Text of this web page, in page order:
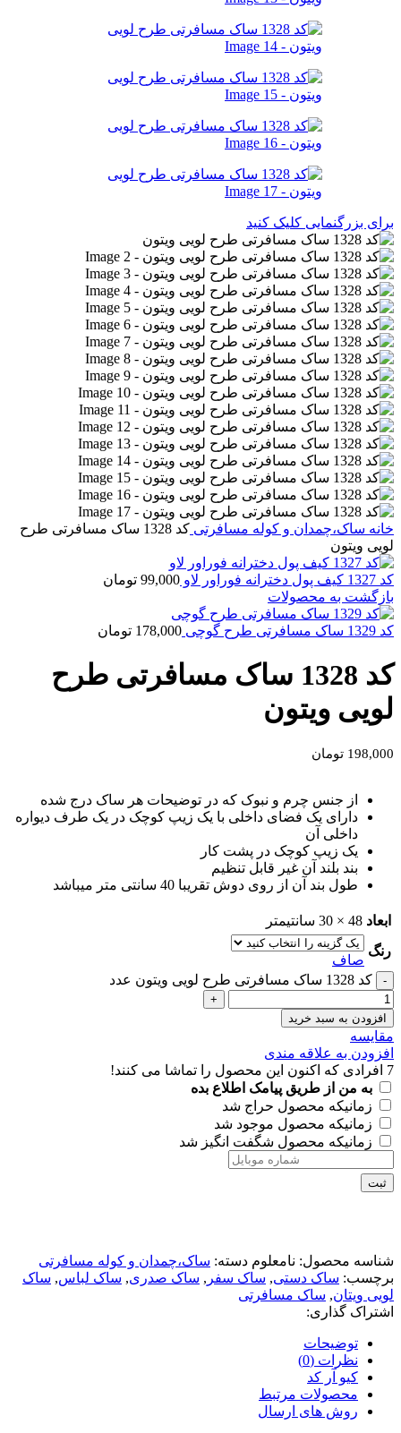
برای بزرگنمایی کلیک کنید
خانه ساک،چمدان و کوله مسافرتی
کد 1328 ساک مسافرتی طرح
لویی ویتون
کد 1327 کیف پول دخترانه فوراور لاو 99,000 تومان
بازگشت به محصولات
کد 1329 ساک مسافرتی طرح گوچی 178,000 تومان
کد 1328 ساک مسافرتی طرح
لویی ویتون
198,000 تومان
از جنس چرم و نبوک که در توضیحات هر ساک درج شده
دارای یک فضای داخلی با یک زیپ کوچک در یک طرف دیواره
داخلی آن
یک زیپ کوچک در پشت کار
بند بلند آن غیر قابل تنظیم
طول بند آن از روی دوش تقریبا 40 سانتی متر میباشد
ابعاد 48 × 30 سانتیمتر
رنگ
صاف
کد 1328 ساک مسافرتی طرح لویی ویتون عدد
افزودن به سبد خرید
مقايسه
افزودن به علاقه مندی
7 افرادی که اکنون این محصول را تماشا می کنند!
به من از طریق پیامک اطلاع بده
زمانیکه محصول حراج شد
زمانیکه محصول موجود شد
زمانیکه محصول شگفت انگیز شد
ثبت
شناسه محصول: نامعلوم دسته: ساک،چمدان و کوله مسافرتی
برچسب: ساک دستی, ساک سفر , ساک صدری, ساک لباس, ساک
لویی ویتان, ساک مسافرتی
اشتراک گذاری:
توضیحات
نظرات (0)
کیو آر کد
محصولات مرتبط
روش های ارسال